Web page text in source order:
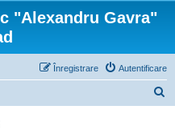
"Alexandru Gavra"
Autentificare
Înregistrare